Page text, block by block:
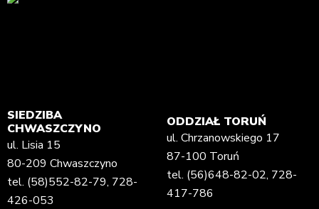
SIEDZIBA
CHWASZCZYNO
ul. Lisia 15
80-209 Chwaszczyno
tel. (58)552-82-79, 728-
426-053
ODDZIAŁ TORUŃ
ul. Chrzanowskiego 17
87-100 Toruń
tel. (56)648-82-02, 728-
417-786